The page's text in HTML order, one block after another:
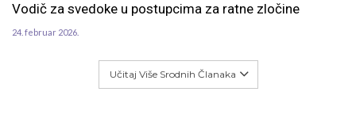
Vodič za svedoke u postupcima za ratne zločine
24. februar 2026.
Učitaj Više Srodnih Članaka